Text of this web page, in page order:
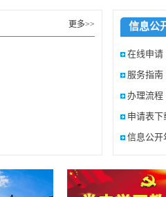
更多>> 信息公
在线申请
服务指南
办理流程
申请表下
信息公开